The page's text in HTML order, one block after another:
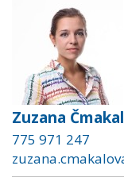
Zuzana
775 971 247